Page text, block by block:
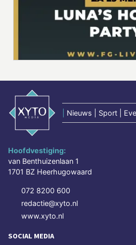
Nieuws | Sport |
Hoofdvestiging:
van Benthuizenlaan 1
1701 BZ Heerhugowaard
072 8200 600
redactie@xyto.nl
www.xyto.nl
SOCIAL MEDIA